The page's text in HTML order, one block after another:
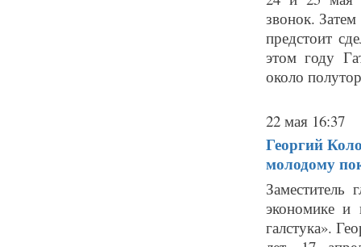
звонок.
предстоит
этом году
около
22 мая 16:37
Георгий
молодому
Заместитель
экономике и
галстука».